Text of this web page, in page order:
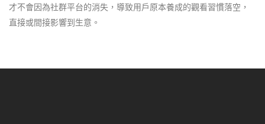
才不會因為社群平台的消失，導致用戶原本養成的觀看習慣落空，
直接或間接影響到生意。